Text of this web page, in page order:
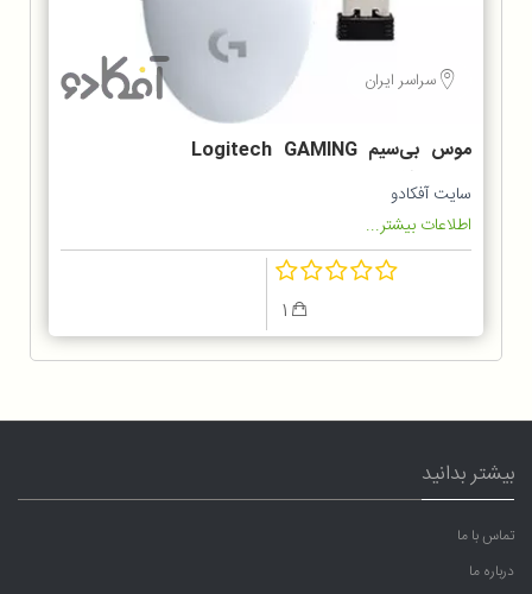
سراسر ایران
موس بی‌سیم Logitech GAMING
مدل G305
سایت آفکادو
اطلاعات بیشتر...
بیشتر بدانید
تماس با ما
درباره ما